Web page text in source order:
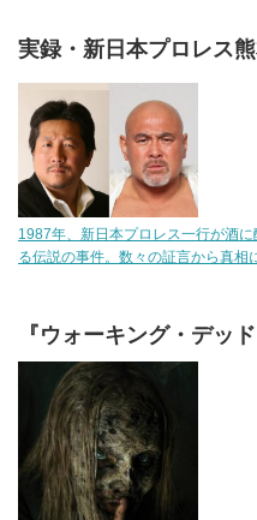
実録・新日本プロレス
1987年、新日本プロレス一行が酒
る伝説の事件。数々の証言から真相
『ウォーキング・デッ